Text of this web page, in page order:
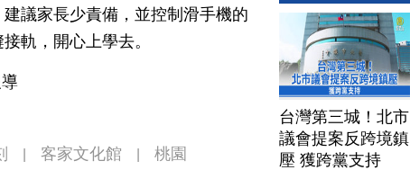
議家長少責備，並控制滑手機的
軌，開心上學去。
客家文化館 桃園
台灣第三城！北市
議會提案反跨境鎮
壓 獲跨黨支持